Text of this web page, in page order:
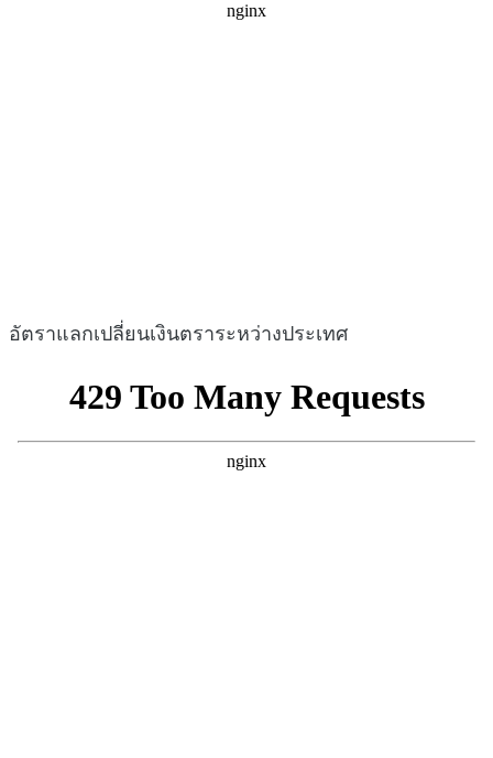
อัตราแลกเปลี่ยนเงินตราระหว่างประเทศ